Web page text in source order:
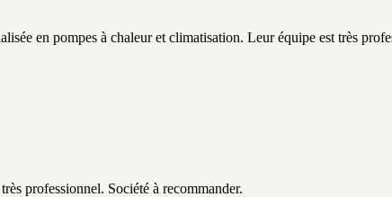
en pompes à chaleur et climatisation. Leur équipe est très
professionnel. Société à recommander.